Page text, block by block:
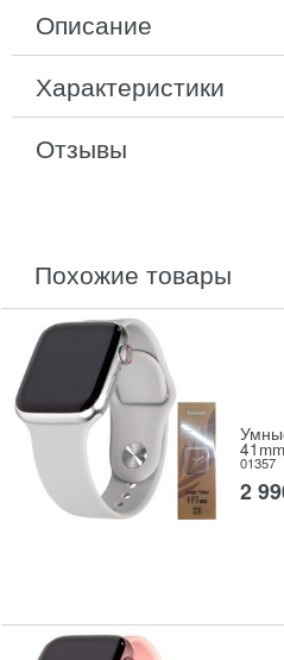
Описание
Характеристики
Отзывы
похожие товары
01357
2